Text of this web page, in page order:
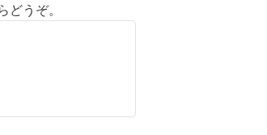
うぞ。